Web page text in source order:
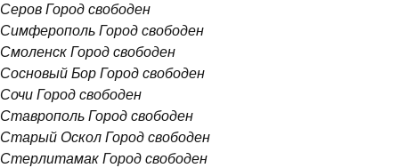
Серов Город свободен
Симферополь Город свободен
Смоленск Город свободен
Сосновый Бор Город свободен
Сочи Город свободен
Ставрополь Город свободен
Старый Оскол Город свободен
Стерлитамак Город свободен